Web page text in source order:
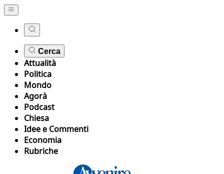
Cerca
Attualità
Politica
Mondo
Agorà
Podcast
Chiesa
Idee e Commenti
Economia
Rubriche